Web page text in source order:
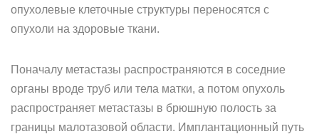
опухолевые клеточные структуры переносятся с
опухоли на здоровые ткани.
Поначалу метастазы распространяются в соседние
органы вроде труб или тела матки, а потом опухоль
распространяет метастазы в брюшную полость за
границы малотазовой области. Имплантационный путь